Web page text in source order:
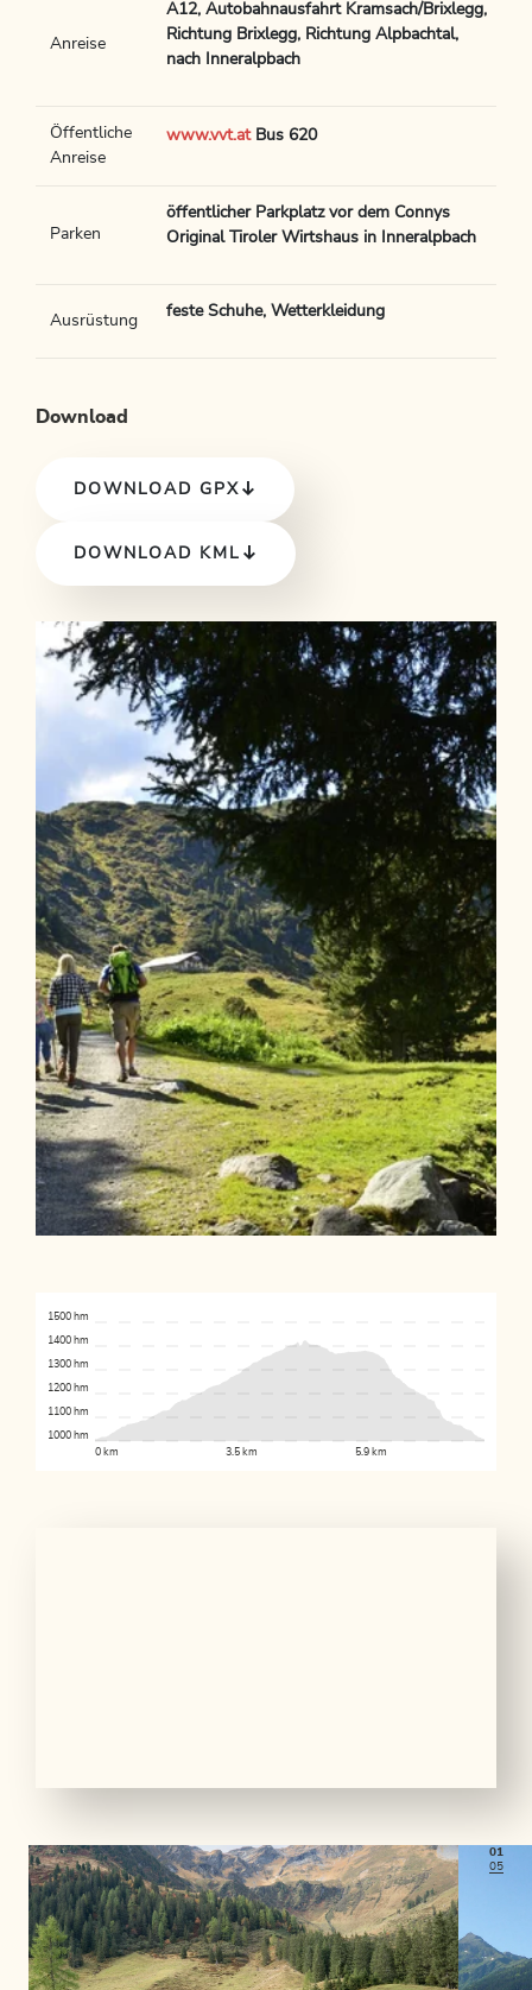
Anreise
A12, Autobahnausfahrt Kramsach/Brixlegg,
Richtung Brixlegg, Richtung Alpbachtal,
nach Inneralpbach
Öffentliche
Anreise
www.vvt.atBus 620
Parken
öffentlicher Parkplatz vor dem Connys
Original Tiroler Wirtshaus in Inneralpbach
Ausrüstung
feste Schuhe, Wetterkleidung
Download
DOWNLOAD GPX
DOWNLOAD KML
0 km 3.5 km 5.9 km
1000 hm
1100 hm
1200 hm
1300 hm
1400 hm
1500 hm
01
05